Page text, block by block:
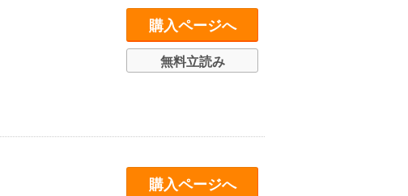
購入ページへ
無料立読み
購入ページへ